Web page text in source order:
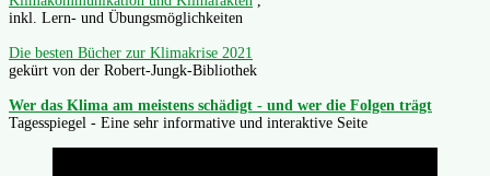
inkl. Lern- und Übungsmöglichkeiten
Die besten Bücher zur Klimakrise 2021
gekürt von der Robert-Jungk-Bibliothek
Wer das Klima am meistens schädigt - und wer die Folgen trägt
Tagesspiegel - Eine sehr informative und interaktive Seite